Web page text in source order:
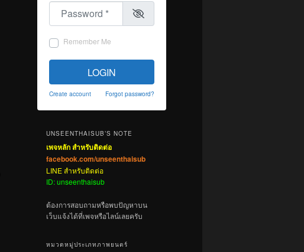
Password
Remember Me
LOGIN
Create account Forgot password?
UNSEENTHAISUB’S NOTE
เพจหลัก สำหรับติดต่อ
facebook.com/unseenthaisub
LINE สำหรับติดต่อ
ID: unseenthaisub
ต้องการสอบถามหรือพบปัญหาบน
เว็บแจ้งได้ที่เพจหรือไลน์เลยครับ
หมวดหมู่ประเภทภาพยนตร์